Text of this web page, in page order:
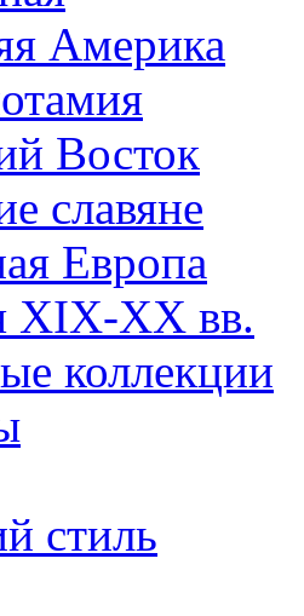
Америка
Восток
славяне
Европа
XIX-XX вв.
коллекции
стиль